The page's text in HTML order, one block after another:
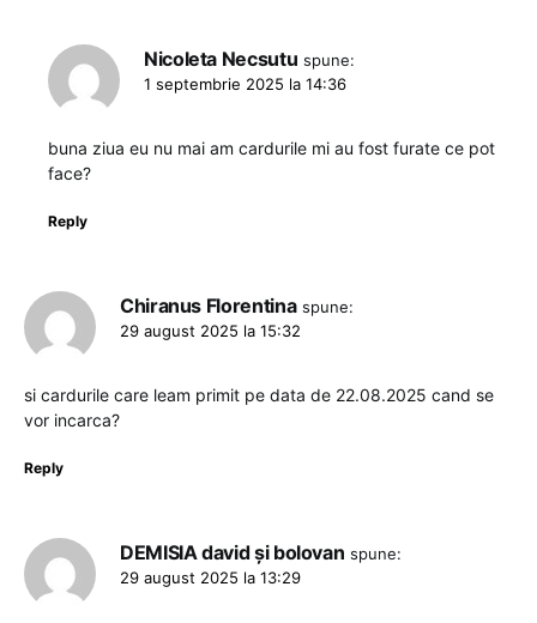
Nicoleta Necsutu spune:
1 septembrie 2025 la 14:36
buna ziua eu nu mai am cardurile mi au fost furate ce pot
face?
Reply
Chiranus Florentina spune:
29 august 2025 la 15:32
si cardurile care leam primit pe data de 22.08.2025 cand se
vor incarca?
Reply
DEMISIA david și bolovan spune:
29 august 2025 la 13:29